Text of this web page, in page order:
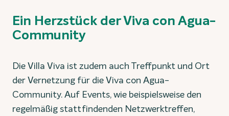
Ein Herzstück der Viva con Agua-
Community
Die Villa Viva ist zudem auch Treffpunkt und Ort
der Vernetzung für die Viva con Agua-
Community. Auf Events, wie beispielsweise den
regelmäßig stattfindenden Netzwerktreffen,